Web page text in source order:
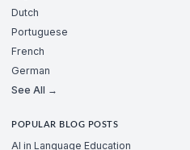
Dutch
Portuguese
French
German
See All →
POPULAR BLOG POSTS
AI in Language Education